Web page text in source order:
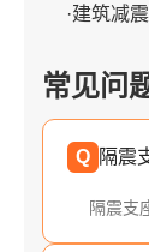
·建筑减
常见问
Q 隔震
隔震支